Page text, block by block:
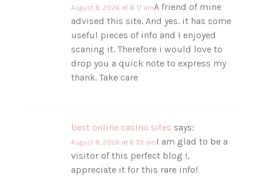
August 8, 2026 at 8:17 amA friend of mine
advised this site. And yes. it has some
useful pieces of info and I enjoyed
scaning it. Therefore i would love to
drop you a quick note to express my
thank. Take care
best online casino sites says:
August 8, 2026 at 6:39 amI am glad to be a
visitor of this perfect blog !,
appreciate it for this rare info!